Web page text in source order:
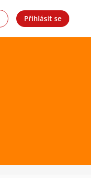
Přihlásit se